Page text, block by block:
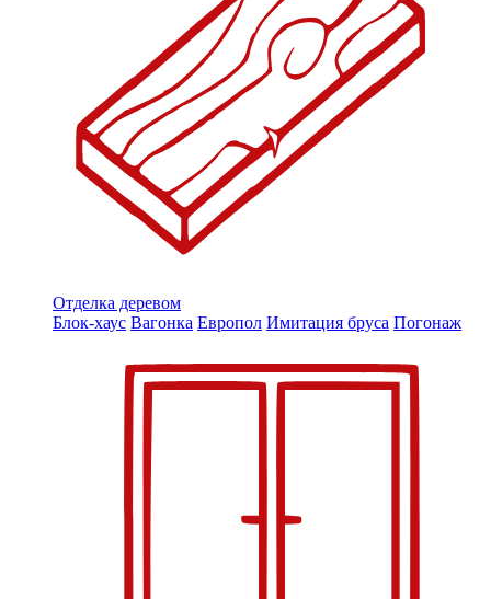
Отделка деревом
Блок-хаус Вагонка Европол Имитация бруса Погонаж